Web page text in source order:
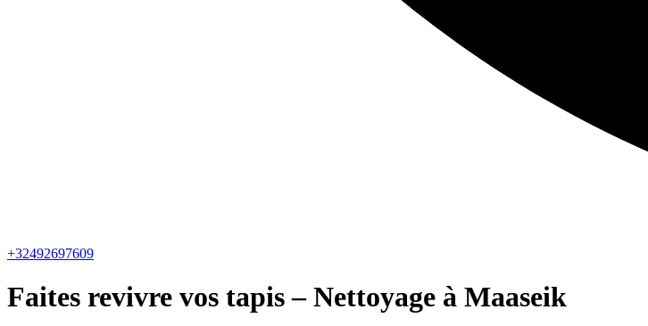
+32492697609
Faites revivre vos tapis – Nettoyage à Maaseik